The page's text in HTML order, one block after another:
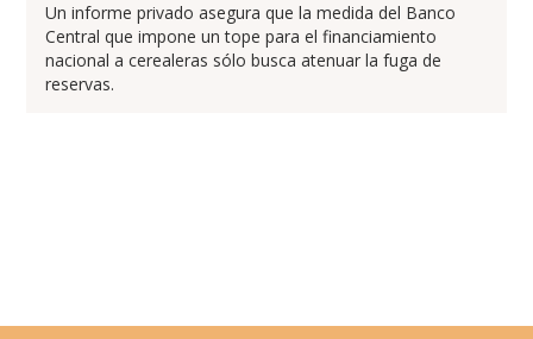
Un informe privado asegura que la medida del Banco
Central que impone un tope para el financiamiento
nacional a cerealeras sólo busca atenuar la fuga de
reservas.